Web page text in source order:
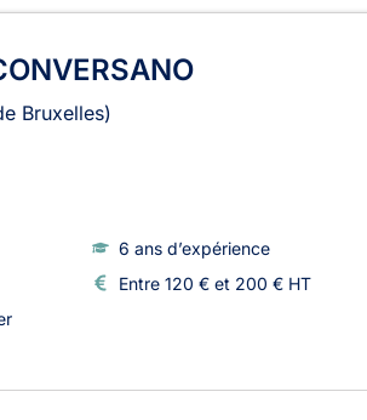
Bruxelles)
6 ans d’expérience
Entre 120 € et 200 € HT